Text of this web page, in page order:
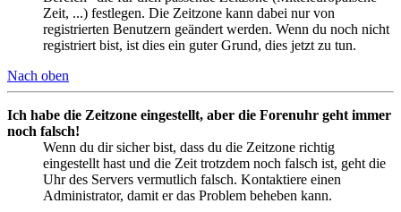
Zeit, ...) festlegen. Die Zeitzone kann dabei nur von
registrierten Benutzern geändert werden. Wenn du noch nicht
registriert bist, ist dies ein guter Grund, dies jetzt zu tun.
Nach oben
Ich habe die Zeitzone eingestellt, aber die Forenuhr geht immer
noch falsch!
Wenn du dir sicher bist, dass du die Zeitzone richtig
eingestellt hast und die Zeit trotzdem noch falsch ist, geht die
Uhr des Servers vermutlich falsch. Kontaktiere einen
Administrator, damit er das Problem beheben kann.